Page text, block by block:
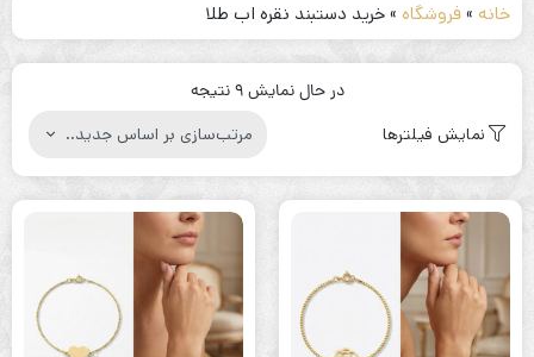
خانه »فروشگاه »خرید دستبند نقره اب طلا
در حال نمایش 9 نتیجه
مرتب‌سازی
اساس
نمایش فیلترها